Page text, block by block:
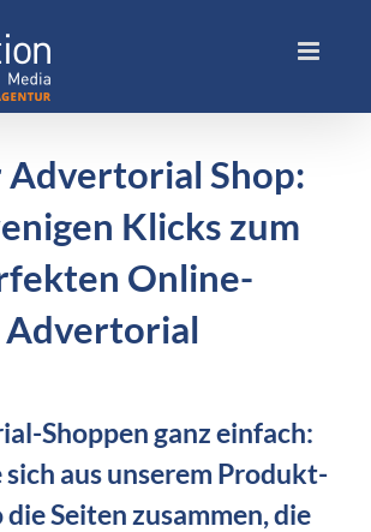
Advertorial Shop:
Klicks zum
Online-
Advertorial
Shoppen ganz einfach:
sich aus unserem Produkt-
Seiten zusammen, die